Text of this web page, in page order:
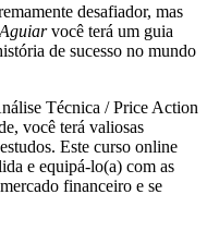
desafiador, mas
você terá um guia
de sucesso no mundo
Técnica / Price Action
você terá valiosas
Este curso online
e equipá-lo(a) com as
financeiro e se